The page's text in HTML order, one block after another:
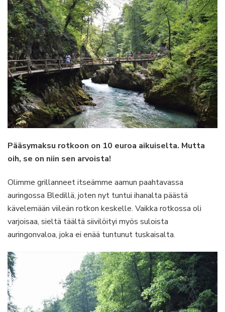
Pääsymaksu rotkoon on 10 euroa aikuiselta. Mutta
oih, se on niin sen arvoista!
Olimme grillanneet itseämme aamun paahtavassa
auringossa Bledillä, joten nyt tuntui ihanalta päästä
kävelemään viileän rotkon keskelle. Vaikka rotkossa oli
varjoisaa, sieltä täältä siivilöityi myös suloista
auringonvaloa, joka ei enää tuntunut tuskaisalta.